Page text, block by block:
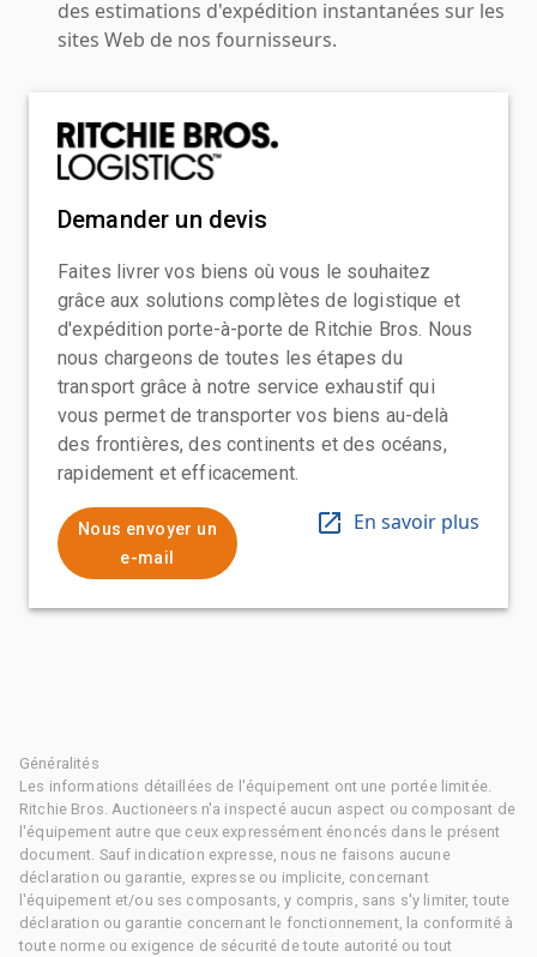
des estimations d'expédition instantanées sur les
sites Web de nos fournisseurs.
Demander un devis
Faites livrer vos biens où vous le souhaitez
grâce aux solutions complètes de logistique et
d'expédition porte-à-porte de Ritchie Bros. Nous
nous chargeons de toutes les étapes du
transport grâce à notre service exhaustif qui
vous permet de transporter vos biens au-delà
des frontières, des continents et des océans,
rapidement et efficacement.
Nous envoyer un
e-mail
En savoir plus
Généralités
Les informations détaillées de l'équipement ont une portée limitée.
Ritchie Bros. Auctioneers n'a inspecté aucun aspect ou composant de
l'équipement autre que ceux expressément énoncés dans le présent
document. Sauf indication expresse, nous ne faisons aucune
déclaration ou garantie, expresse ou implicite, concernant
l'équipement et/ou ses composants, y compris, sans s'y limiter, toute
déclaration ou garantie concernant le fonctionnement, la conformité à
toute norme ou exigence de sécurité de toute autorité ou tout